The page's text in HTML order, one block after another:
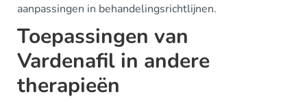
aanpassingen in behandelingsrichtlijnen.
Toepassingen van
Vardenafil in andere
therapieën